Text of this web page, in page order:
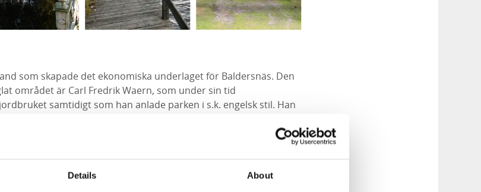
Details About
som skapade det ekonomiska underlaget för Baldersnäs. Den
området är Carl Fredrik Waern, som under sin tid
samtidigt som han anlade parken i s.k. engelsk stil. Han
är Baldersnäs i allmän ägo och halvön är naturreservat.
storslagna parkanläggningen, som hade över 240 främmande
broar, promenadstigar och paviljonger. Weymouthtall,